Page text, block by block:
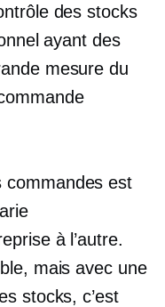
des stocks
ayant des
mesure du
commandes est
à l’autre.
mais avec une
stocks, c’est